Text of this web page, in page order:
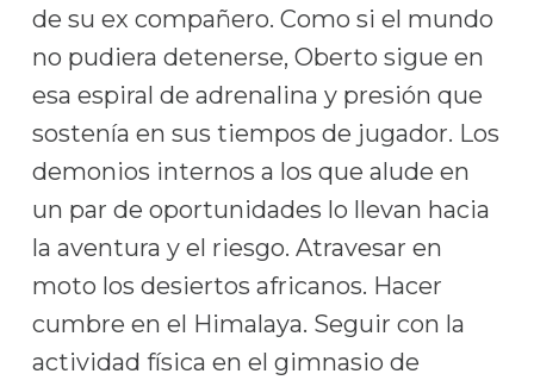
de su ex compañero. Como si el mundo
no pudiera detenerse, Oberto sigue en
esa espiral de adrenalina y presión que
sostenía en sus tiempos de jugador. Los
demonios internos a los que alude en
un par de oportunidades lo llevan hacia
la aventura y el riesgo. Atravesar en
moto los desiertos africanos. Hacer
cumbre en el Himalaya. Seguir con la
actividad física en el gimnasio de